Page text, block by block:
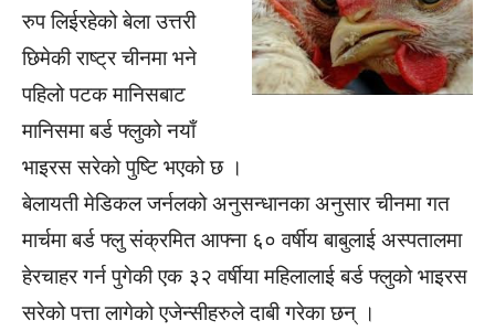
रुप लिईरहेको बेला उत्तरी
छिमेकी राष्ट्र चीनमा भने
पहिलो पटक मानिसबाट
मानिसमा बर्ड फ्लुको नयाँ
भाइरस सरेको पुष्टि भएको छ ।
बेलायती मेडिकल जर्नलको अनुसन्धानका अनुसार चीनमा गत
मार्चमा बर्ड फ्लु संक्रमित आफ्ना ६० वर्षीय बाबुलाई अस्पतालमा
हेरचाहर गर्न पुगेकी एक ३२ वर्षीया महिलालाई बर्ड फ्लुको भाइरस
सरेको पत्ता लागेको एजेन्सीहरुले दाबी गरेका छन् ।